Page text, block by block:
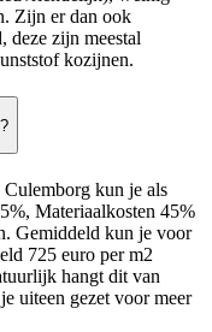
Zijn er dan ook
deze zijn meestal
kozijnen.
kun je als
Materiaalkosten 45%
Gemiddeld kun je voor
725 euro per m2
hangt dit van
uiteen gezet voor meer